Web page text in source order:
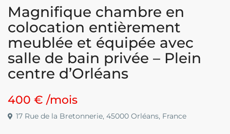
Magnifique chambre en
colocation entièrement
meublée et équipée avec
salle de bain privée – Plein
centre d’Orléans
400 €/mois
17 Rue de la Bretonnerie, 45000 Orléans, France